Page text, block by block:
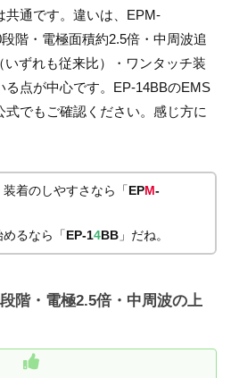
共通です。違いは、EPM-
階・電極面積約2.5倍・中周波追
ずれも従来比）・ワンタッチ装
る点が中心です。EP-14BBのEMS
でもご確認ください。感じ方に
着のしやすさなら「EPM-
るなら「EP-14BB 」だね。
階・電極2.5倍・中周波の上